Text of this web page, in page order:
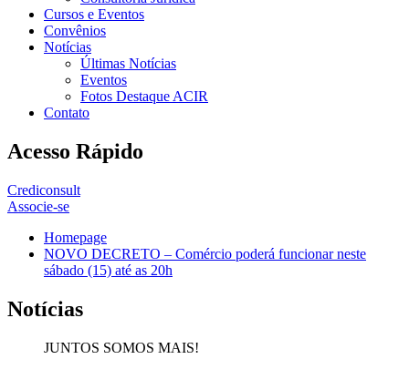
Cursos e Eventos
Convênios
Notícias
Últimas Notícias
Eventos
Fotos Destaque ACIR
Contato
Acesso Rápido
Crediconsult
Associe-se
Homepage
NOVO DECRETO – Comércio poderá funcionar neste
sábado (15) até as 20h
Notícias
JUNTOS SOMOS MAIS!